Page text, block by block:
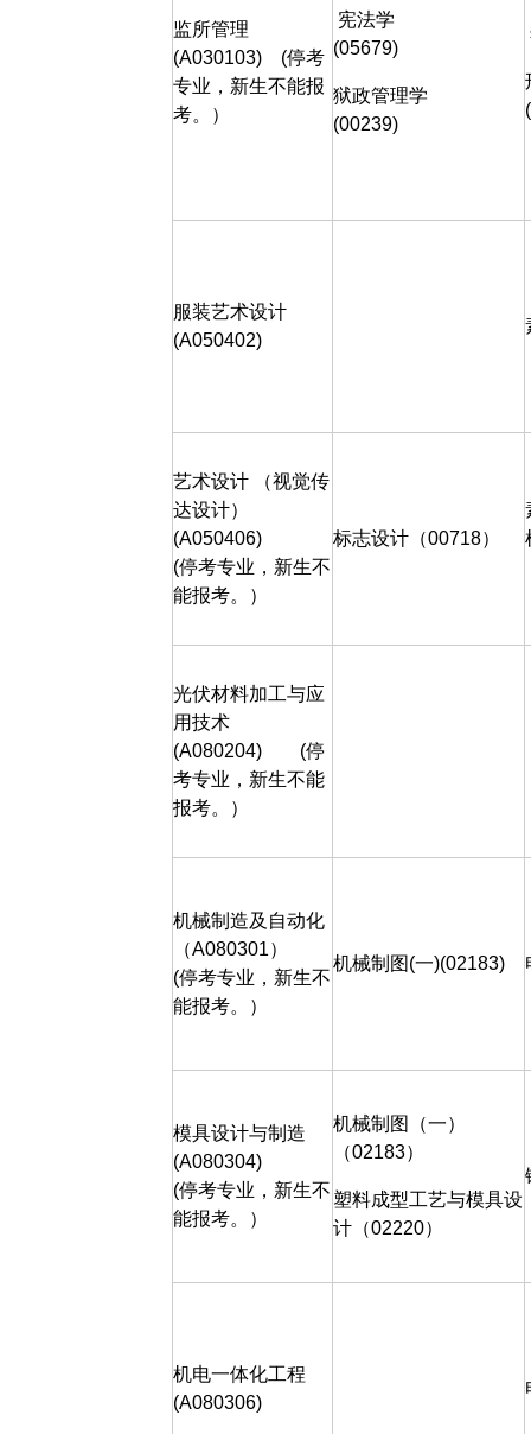
监所管理
(A030103)
(停考
专业，新生不能报
考。）
宪法学
(05679)
狱政管理学
(00239)
服装艺术设计
(A050402)
艺术设计
（视觉传
达设计）
(A050406)
(停考专业，新生不
能报考。）
标志设计（00718）
光伏材料加工与应
用技术
(A080204)
(停
考专业，新生不能
报考。）
机械制造及自动化
（A080301）
(停考专业，新生不
能报考。）
机械制图(一)(02183)
模具设计与制造
(A080304)
(停考专业，新生不
能报考。）
机械制图（一）
（02183）
塑料成型工艺与模具设
计（02220）
机电一体化工程
(A080306)